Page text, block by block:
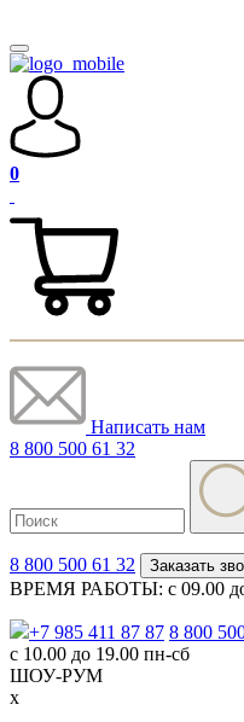
0
Написать нам
8 800 500 61 32
8 800 500 61 32 Заказать
ВРЕМЯ РАБОТЫ: с 09.00
+7 985 411 87 87 8 800
с 10.00 до 19.00 пн-сб
ШОУ-РУМ
x